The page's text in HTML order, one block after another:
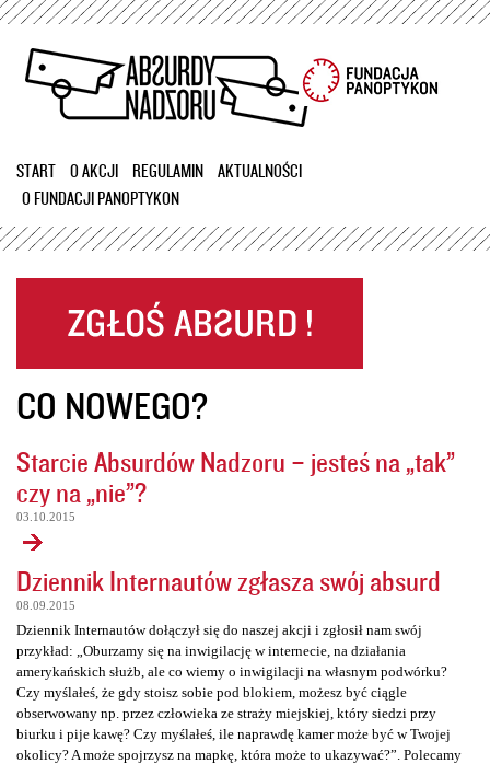
Przejdź
treści
START O AKCJI REGULAMIN
AKTUALNOŚCI
O FUNDACJI PANOPTYKON
CO NOWEGO?
Starcie Absurdów Nadzoru – jesteś na „tak”
czy na „nie”?
03.10.2015
Dziennik Internautów zgłasza swój absurd
08.09.2015
Dziennik Internautów dołączył się do naszej akcji i zgłosił nam swój
przykład: „Oburzamy się na inwigilację w internecie, na działania
amerykańskich służb, ale co wiemy o inwigilacji na własnym podwórku?
Czy myślałeś, że gdy stoisz sobie pod blokiem, możesz być ciągle
obserwowany np. przez człowieka ze straży miejskiej, który siedzi przy
biurku i pije kawę? Czy myślałeś, ile naprawdę kamer może być w Twojej
okolicy? A może spojrzysz na mapkę, która może to ukazywać?”. Polecamy